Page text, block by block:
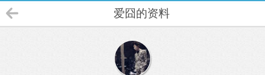
爱囧的资料